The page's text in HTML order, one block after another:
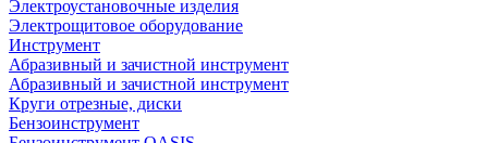
Электроустановочные изделия
Электрощитовое оборудование
Инструмент
Абразивный и зачистной инструмент
Абразивный и зачистной инструмент
Круги отрезные, диски
Бензоинструмент